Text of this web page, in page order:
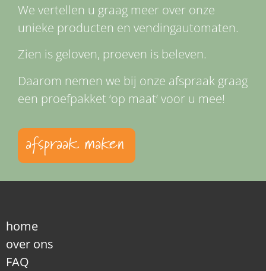
We vertellen u graag meer over onze
unieke producten en vendingautomaten.
Zien is geloven, proeven is beleven.
Daarom nemen we bij onze afspraak graag
een proefpakket ‘op maat’ voor u mee!
afspraak maken
home
over ons
FAQ